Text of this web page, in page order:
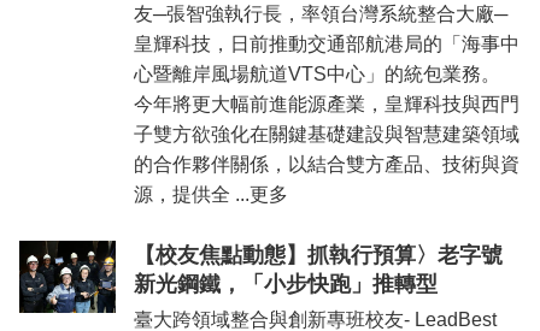
友─張智強執行長，率領台灣系統整合大廠─
皇輝科技，日前推動交通部航港局的「海事中
心暨離岸風場航道VTS中心」的統包業務。
今年將更大幅前進能源產業，皇輝科技與西門
子雙方欲強化在關鍵基礎建設與智慧建築領域
的合作夥伴關係，以結合雙方產品、技術與資
源，提供全 ...更多
【校友焦點動態】抓執行預算〉老字號
新光鋼鐵，「小步快跑」推轉型
臺大跨領域整合與創新專班校友- LeadBest